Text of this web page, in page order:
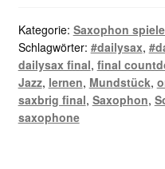
Kategorie: Saxophon
Schlagwörter: #dailysax,
dailysax final, final
Jazz, lernen, Mundstück,
saxbrig final, Saxophon,
saxophone